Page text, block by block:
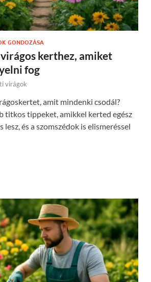
GONDOZÁSA
kerthez, amiket
fog
virágok
amit mindenki csodál?
titkos tippeket, amikkel kerted egész
és a szomszédok is elismeréssel